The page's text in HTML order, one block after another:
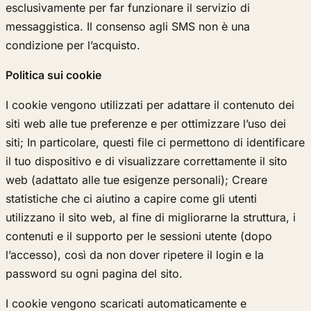
esclusivamente per far funzionare il servizio di
messaggistica. Il consenso agli SMS non è una
condizione per l’acquisto.
Politica sui cookie
I cookie vengono utilizzati per adattare il contenuto dei
siti web alle tue preferenze e per ottimizzare l’uso dei
siti; In particolare, questi file ci permettono di identificare
il tuo dispositivo e di visualizzare correttamente il sito
web (adattato alle tue esigenze personali); Creare
statistiche che ci aiutino a capire come gli utenti
utilizzano il sito web, al fine di migliorarne la struttura, i
contenuti e il supporto per le sessioni utente (dopo
l’accesso), così da non dover ripetere il login e la
password su ogni pagina del sito.
I cookie vengono scaricati automaticamente e